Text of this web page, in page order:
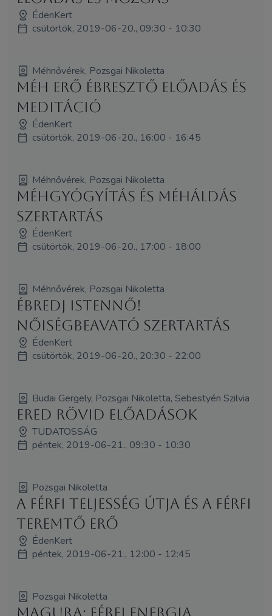
ÉdenKert
csütörtök, 2019-06-20., 09:30 - 10:30
Méhnővérek, Pozsgai Nikoletta
Méh Erő Ébresztő előadás és
meditáció
ÉdenKert
csütörtök, 2019-06-20., 16:00 - 16:45
Méhnővérek, Pozsgai Nikoletta
Méhgyógyítás és MéhÁldás
szertartás
ÉdenKert
csütörtök, 2019-06-20., 17:00 - 18:00
Méhnővérek, Pozsgai Nikoletta
Ébredj Istennő!
NőiségBeAvató Szertartás
ÉdenKert
csütörtök, 2019-06-20., 20:30 - 22:00
Budai Gergely, Pozsgai Nikoletta, Sebestyén Szilvia
ERED rövid előadások
TUDATOSSÁG
péntek, 2019-06-21., 09:30 - 10:30
Pozsgai Nikoletta
A férfi teljesség útja és a férfi
teremtő erő
ÉdenKert
péntek, 2019-06-21., 12:00 - 12:45
Pozsgai Nikoletta